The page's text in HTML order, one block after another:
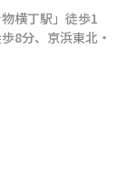
横丁駅 」 徒歩1
8分、 京浜東北・